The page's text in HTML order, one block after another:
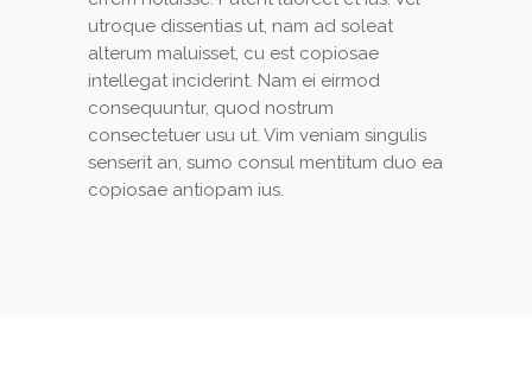
utroque dissentias ut, nam ad soleat
alterum maluisset, cu est copiosae
intellegat inciderint. Nam ei eirmod
consequuntur, quod nostrum
consectetuer usu ut. Vim veniam singulis
senserit an, sumo consul mentitum duo ea
copiosae antiopam ius.